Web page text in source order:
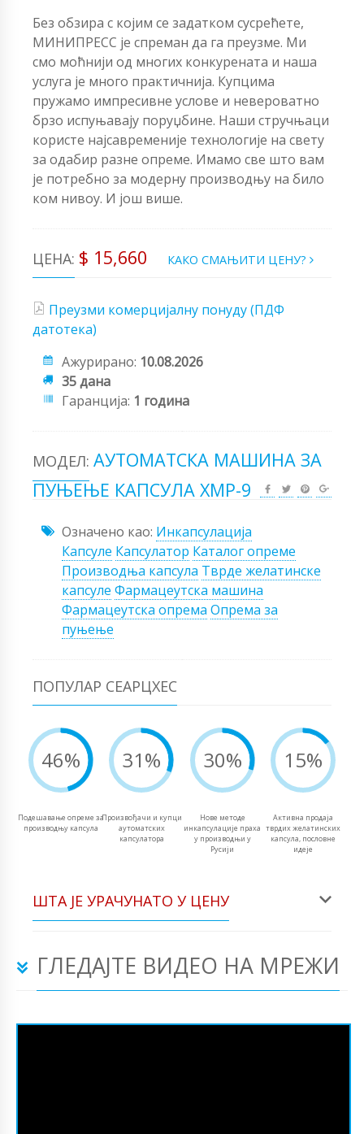
Без обзира с којим се задатком сусрећете,
МИНИПРЕСС је спреман да га преузме. Ми
смо моћнији од многих конкурената и наша
услуга је много практичнија. Купцима
пружамо импресивне услове и невероватно
брзо испуњавају поруџбине. Наши стручњаци
користе најсавременије технологије на свету
за одабир разне опреме. Имамо све што вам
је потребно за модерну производњу на било
ком нивоу. И још више.
ЦЕНА: $ 15,660 КАКО СМАЊИТИ ЦЕНУ?
Преузми комерцијалну понуду (ПДФ
датотека)
Ажурирано: 10.08.2026
35 дана
Гаранција: 1 година
МОДЕЛ: АУТОМАТСКА МАШИНА ЗА
ПУЊЕЊЕ КАПСУЛА ХМР-9
Означено као: Инкапсулација
Капсуле Капсулатор Каталог опреме
Производња капсула Тврде желатинске
капсуле Фармацеутска машина
Фармацеутска опрема Опрема за
пуњење
ПОПУЛАР СЕАРЦХЕС
46%
Подешавање опреме за
производњу капсула
31%
Произвођачи и купци
аутоматских
капсулатора
30%
Нове методе
инкапсулације праха
у производњи у
Русији
15%
Активна продаја
тврдих желатинских
капсула, пословне
идеје
ШТА ЈЕ УРАЧУНАТО У ЦЕНУ
ГЛЕДАЈТЕ ВИДЕО НА МРЕЖИ